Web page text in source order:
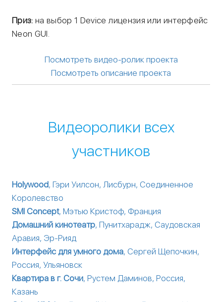
Приз: на выбор 1 Device лицензия или интерфейс
Neon GUI.
Посмотреть видео-ролик проекта
Посмотреть описание проекта
Видеоролики всех
участников
Holywood, Гэри Уилсон, Лисбурн, Соединенное
Королевство
SMI Concept, Мэтью Кристоф, Франция
Домашний кинотеатр, Пунитхарадж, Саудовская
Аравия, Эр-Рияд
Интерфейс для умного дома, Сергей Щепочкин,
Россия, Ульяновск
Квартира в г. Сочи, Рустем Даминов, Россия,
Казань